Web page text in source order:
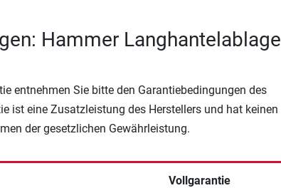
Hammer Langhantelablage
entnehmen Sie bitte den Garantiebedingungen des
ist eine Zusatzleistung des Herstellers und hat keinen
der gesetzlichen Gewährleistung.
Vollgarantie